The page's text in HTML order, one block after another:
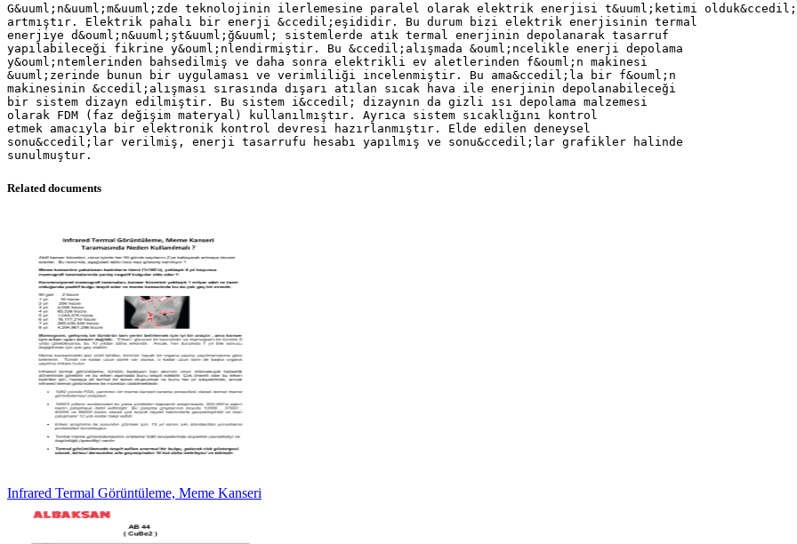
G&uuml;n&uuml;m&uuml;zde teknolojinin ilerlemesine paralel olarak elektrik enerjisi t&uuml;ketimi
artmıştır. Elektrik pahalı bir enerji &ccedil;eşididir. Bu durum bizi elektrik enerjisinin termal
enerjiye d&ouml;n&uuml;şt&uuml;ğ&uuml; sistemlerde atık termal enerjinin depolanarak tasarruf
yapılabileceği fikrine y&ouml;nlendirmiştir. Bu &ccedil;alışmada &ouml;ncelikle enerji depolama
y&ouml;ntemlerinden bahsedilmiş ve daha sonra elektrikli ev aletlerinden f&ouml;n makinesi
&uuml;zerinde bunun bir uygulaması ve verimliliği incelenmiştir. Bu ama&ccedil;la bir f&ouml;n
makinesinin &ccedil;alışması sırasında dışarı atılan sıcak hava ile enerjinin depolanabileceği
bir sistem dizayn edilmiştir. Bu sistem i&ccedil; dizaynın da gizli ısı depolama malzemesi
olarak FDM (faz değişim materyal) kullanılmıştır. Ayrıca sistem sıcaklığını kontrol
etmek amacıyla bir elektronik kontrol devresi hazırlanmıştır. Elde edilen deneysel
sonu&ccedil;lar verilmiş, enerji tasarrufu hesabı yapılmış ve sonu&ccedil;lar grafikler halinde
Related documents
Infrared Termal Görüntüleme, Meme Kanseri